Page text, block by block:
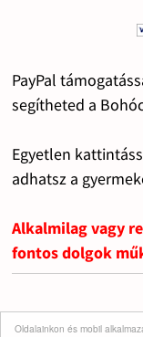
Oldalainkon és mobil
PayPal
segítheted a
Egyetlen
adhatsz a
Alkalmilag vagy
fontos dolgok